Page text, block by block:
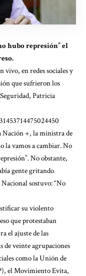
hubo represión” el
vivo, en redes sociales y
que sufrieron los
Patricia
Nación +, la ministra de
la vamos a cambiar. No
No obstante,
gente gritando
sostuvo: “No
su violento
que protestaban
el ajuste de las
de veinte agrupaciones
como la Unión de
el Movimiento Evita,